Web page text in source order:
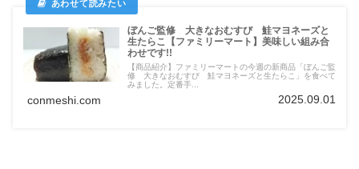
ぼんご監修 大きなおむすび 鮭マヨネーズと
生たらこ【ファミリーマート】美味しい組み合
わせです!!
【商品紹介】ファミリーマートの今週の新商品「ぼんご監
修 大きなおむすび 鮭マヨネーズと生たらこ」を食べて
みました。定番手...
conmeshi.com 2025.09.01